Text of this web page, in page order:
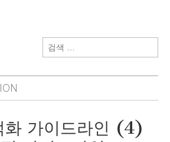
검
색:
화 가이드라인 (4)